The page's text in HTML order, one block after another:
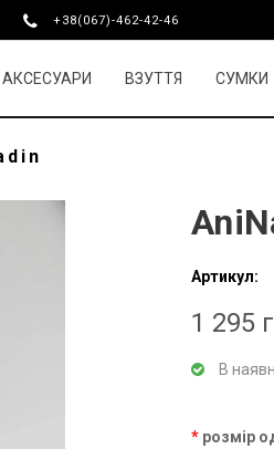
+38(067)-462-42-46
АКСЕСУАРИ ВЗУТТЯ СУМКИ
Артикул:
1 295
В
розмір